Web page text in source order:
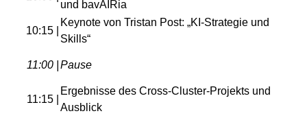
und bavAIRia
10:15 |
Keynote von Tristan Post: „KI-Strategie und
Skills“
11:00 | Pause
11:15 |
Ergebnisse des Cross-Cluster-Projekts und
Ausblick